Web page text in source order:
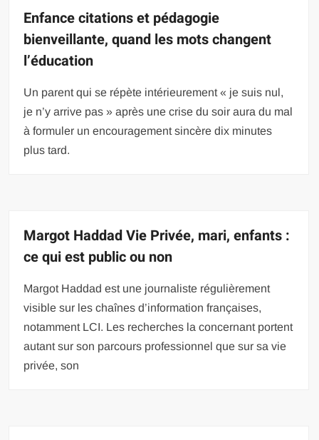
Enfance citations et pédagogie
bienveillante, quand les mots changent
l’éducation
Un parent qui se répète intérieurement « je suis nul,
je n’y arrive pas » après une crise du soir aura du mal
à formuler un encouragement sincère dix minutes
plus tard.
Margot Haddad Vie Privée, mari, enfants :
ce qui est public ou non
Margot Haddad est une journaliste régulièrement
visible sur les chaînes d’information françaises,
notamment LCI. Les recherches la concernant portent
autant sur son parcours professionnel que sur sa vie
privée, son